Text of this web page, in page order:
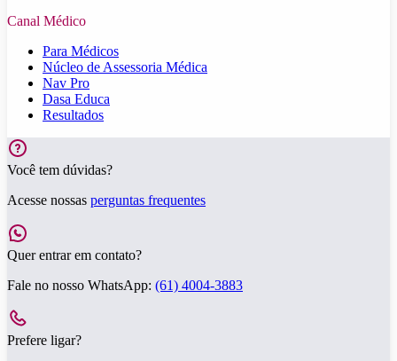
Canal Médico
Para Médicos
Núcleo de Assessoria Médica
Nav Pro
Dasa Educa
Resultados
Você tem dúvidas?
Acesse nossas perguntas frequentes
Quer entrar em contato?
Fale no nosso WhatsApp: (61) 4004-3883
Prefere ligar?